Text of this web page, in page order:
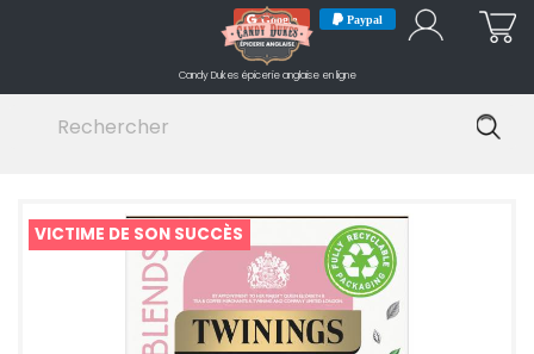
Google Paypal
Candy Dukes épicerie anglaise en ligne
VICTIME DE SON SUCCÈS